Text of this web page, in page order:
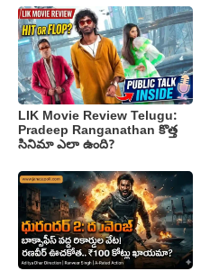
LIK Movie Review Telugu:
Pradeep Ranganathan కొత్త
సినిమా ఎలా ఉంది?